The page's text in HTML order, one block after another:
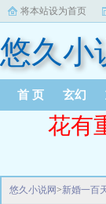
将本站设为首页
悠久小
首 页 玄幻
花有
悠久小说网>新婚一百